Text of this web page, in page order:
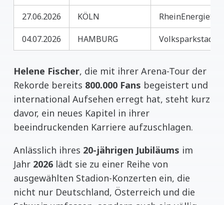
27.06.2026 KÖLN
04.07.2026 HAMBURG
Helene Fischer, die mit ihrer Arena-Tour der
Rekorde bereits 800.000 Fans begeistert und
international Aufsehen erregt hat, steht kurz
davor, ein neues Kapitel in ihrer
beeindruckenden Karriere aufzuschlagen.
Anlässlich ihres 20-jährigen Jubiläums im
Jahr 2026 lädt sie zu einer Reihe von
ausgewählten Stadion-Konzerten ein, die
nicht nur Deutschland, Österreich und die